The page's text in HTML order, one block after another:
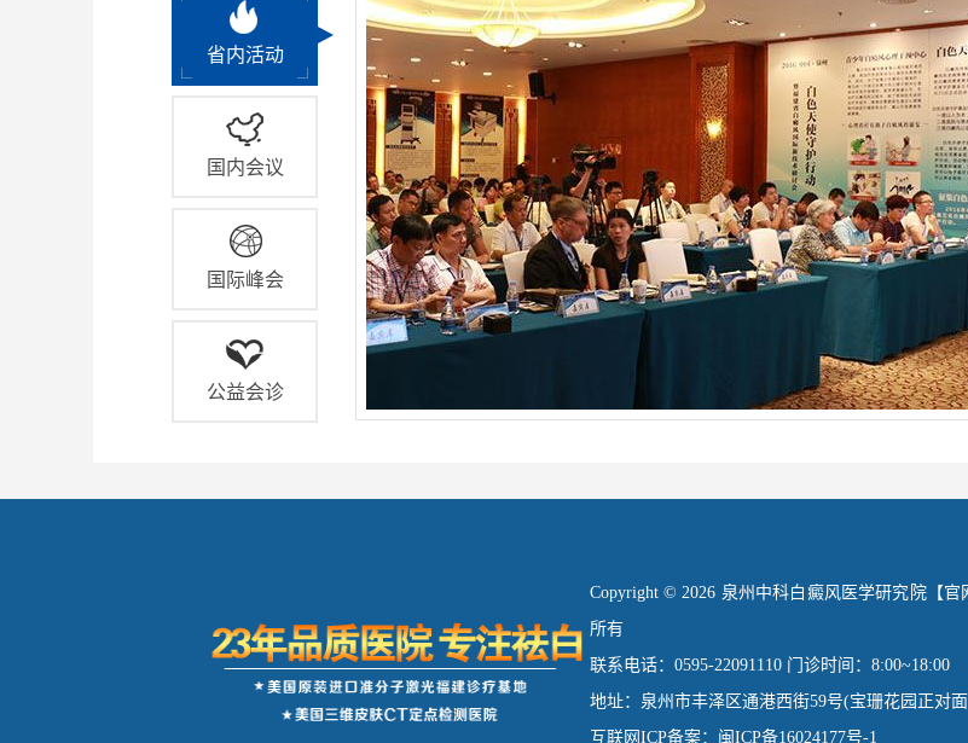
省内活动
国内会议
国际峰会
公益会诊
Copyright © 2026 泉州中科白癜风医学研究院【官
所有
联系电话：0595-22091110 门诊时间：8:00~18:00
地址：泉州市丰泽区通港西街59号(宝珊花园正对
互联网ICP备案：闽ICP备16024177号-1